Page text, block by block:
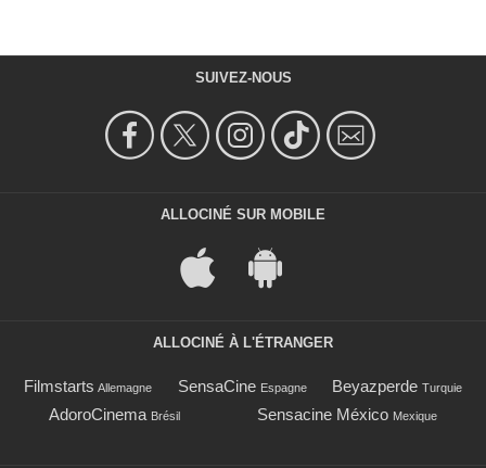
SUIVEZ-NOUS
ALLOCINÉ SUR MOBILE
ALLOCINÉ À L'ÉTRANGER
Filmstarts Allemagne SensaCine Espagne Beyazperde Turquie
AdoroCinema Brésil Sensacine México Mexique